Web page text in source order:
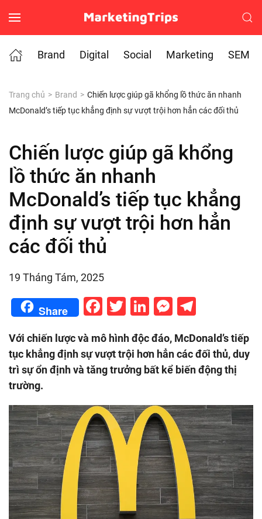
Skip to main content
Brand
Digital Social Marketing SEM
Trang chủ Brand
Chiến lược giúp gã khổng lồ thức ăn nhanh
McDonald’s tiếp tục khẳng định sự vượt trội hơn hẳn các đối thủ
Chiến lược giúp gã khổng
lồ thức ăn nhanh
McDonald’s tiếp tục khẳng
định sự vượt trội hơn hẳn
các đối thủ
19 Tháng Tám, 2025
Share Facebook
Twitter
LinkedIn
Với chiến lược và mô hình độc đáo, McDonald’s tiếp
tục khẳng định sự vượt trội hơn hẳn các đối thủ, duy
trì sự ổn định và tăng trưởng bất kể biến động thị
trường.